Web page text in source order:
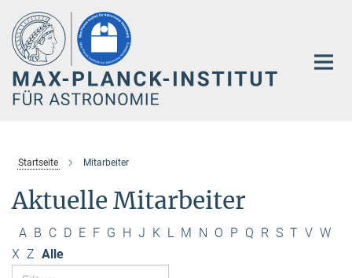
Hauptinhalt
Startseite Mitarbeiter
Aktuelle Mitarbeiter
A B C D E F G H J K L M N O P Q R S T V W
X Z Alle